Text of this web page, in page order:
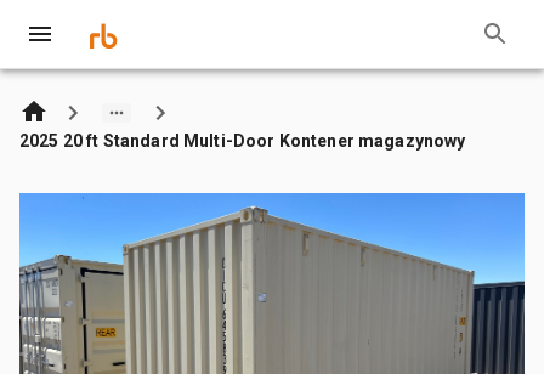
2025 20 ft Standard Multi-Door Kontener magazynowy